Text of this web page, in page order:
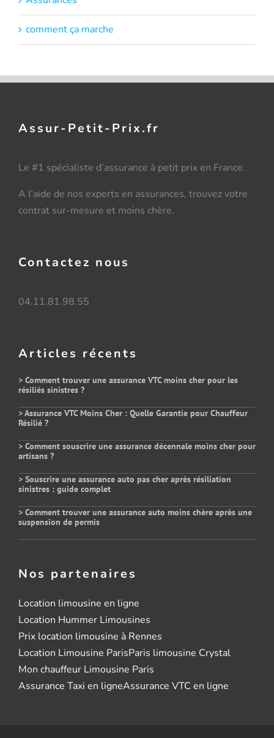
comment ça marche
Assur-Petit-Prix.fr
Le #1 spécialiste d’assurance à petit prix en France.
A l’aide de nos experts en assurances, trouvez votre
contrat sur-mesure et moins chère.
Articles récents
> Comment trouver une assurance VTC moins cher pour les
résiliés sinistres ?
> Assurance VTC Moins Cher : Quelle Garantie pour Chauffeur
Résilié ?
> Comment souscrire une assurance décennale moins cher pour
artisans ?
> Souscrire une assurance auto pas cher après résiliation
sinistres : guide complet
> Comment trouver une assurance auto moins chère après une
suspension de permis
Contactez nous
04.11.81.98.55
Nos partenaires
Location limousine en ligne
Location Hummer Limousines
Prix location limousine à Rennes
Location Limousine ParisParis limousine Crystal
Mon chauffeur Limousine Paris
Assurance Taxi en ligneAssurance VTC en ligne